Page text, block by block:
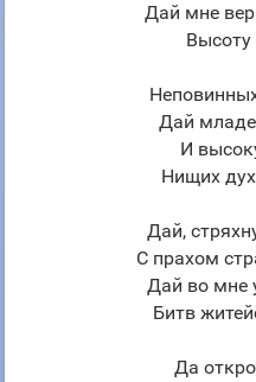
Дай мне
Высоту
Дай
И
Нищих
Дай,
С прахом
Дай во мне
Битв
Да